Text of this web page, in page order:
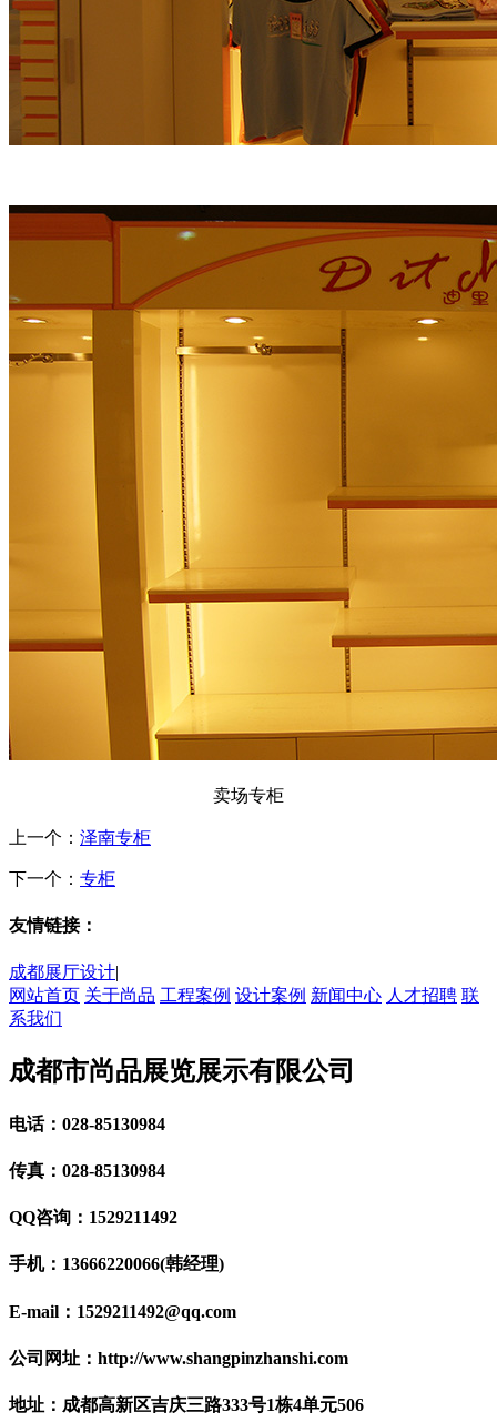
卖场专柜
上一个： 泽南专柜
下一个： 专柜
友情链接：
成都展厅设计|
网站首页 关于尚品 工程案例 设计案例 新闻中心 人才招聘 联
系我们
成都市尚品展览展示有限公司
电话：028-85130984
传真：028-85130984
QQ咨询：1529211492
手机：13666220066(韩经理)
E-mail：1529211492@qq.com
公司网址：http://www.shangpinzhanshi.com
地址：成都高新区吉庆三路333号1栋4单元506